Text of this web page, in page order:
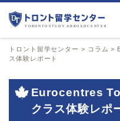
トロント留学センター > コラム >
ス体験レポート
Eurocentres
クラス体験レポ